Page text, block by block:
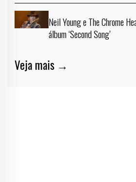
Neil Young e The Chrome
álbum ‘Second Song’
Veja mais →